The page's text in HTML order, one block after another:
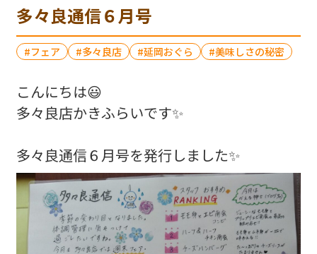
多々良通信６月号
フェア 多々良店 延岡おぐら 美味しさの秘密
こんにちは😃
多々良店かきふらいです✨
多々良通信６月号を発行しました✨